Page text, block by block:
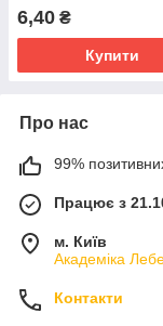
6,40 ₴
Купити
Про нас
99%
Працює з
м. Київ
Академіка
Контакти